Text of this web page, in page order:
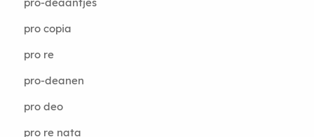
pro copia
pro re
pro-deanen
pro deo
pro re nata